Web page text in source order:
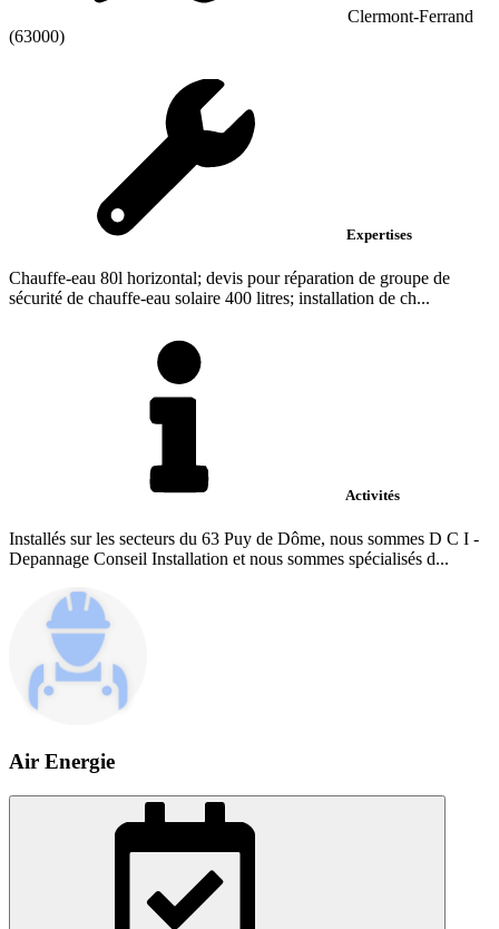
Clermont-Ferrand
(63000)
Expertises
Chauffe-eau 80l horizontal; devis pour réparation de groupe de
sécurité de chauffe-eau solaire 400 litres; installation de ch...
Activités
Installés sur les secteurs du 63 Puy de Dôme, nous sommes D C I -
Depannage Conseil Installation et nous sommes spécialisés d...
Air Energie